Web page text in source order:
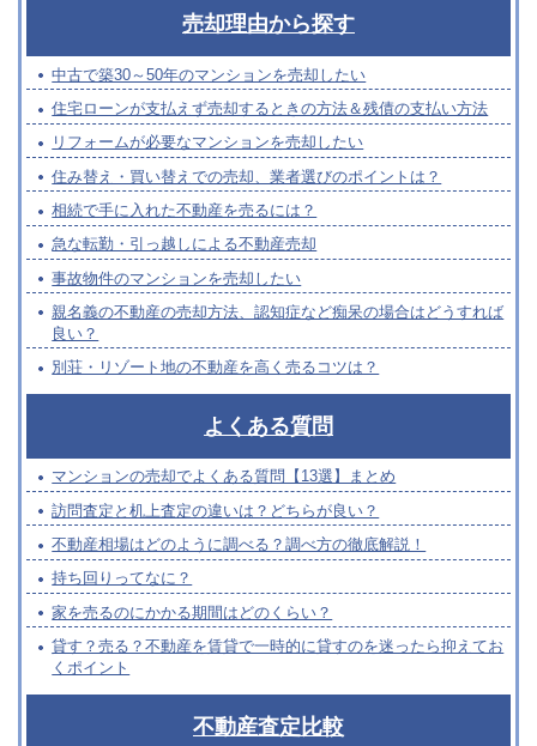
売却理由から探す
中古で築30～50年のマンションを売却したい
住宅ローンが支払えず売却するときの方法＆残債の支払い方法
リフォームが必要なマンションを売却したい
住み替え・買い替えでの売却、業者選びのポイントは？
相続で手に入れた不動産を売るには？
急な転勤・引っ越しによる不動産売却
事故物件のマンションを売却したい
親名義の不動産の売却方法、認知症など痴呆の場合はどうすれば
良い？
別荘・リゾート地の不動産を高く売るコツは？
よくある質問
マンションの売却でよくある質問【13選】まとめ
訪問査定と机上査定の違いは？どちらが良い？
不動産相場はどのように調べる？調べ方の徹底解説！
持ち回りってなに？
家を売るのにかかる期間はどのくらい？
貸す？売る？不動産を賃貸で一時的に貸すのを迷ったら抑えてお
くポイント
不動産査定比較